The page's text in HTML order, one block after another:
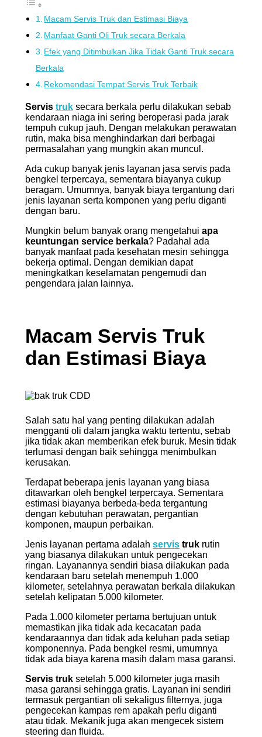
Macam Servis Truk dan Estimasi Biaya
Manfaat Ganti Oli Truk secara Berkala
Efek yang Ditimbulkan Jika Tidak Ganti Truk secara
Berkala
Rekomendasi Tempat Servis Truk Terbaik
Servis truk secara berkala perlu dilakukan sebab
kendaraan niaga ini sering beroperasi pada jarak
tempuh cukup jauh. Dengan melakukan perawatan
rutin, maka bisa menghindarkan dari berbagai
permasalahan yang mungkin akan muncul.
Ada cukup banyak jenis layanan jasa servis pada
bengkel terpercaya, sementara biayanya cukup
beragam. Umumnya, banyak biaya tergantung dari
jenis layanan serta komponen yang perlu diganti
dengan baru.
Mungkin belum banyak orang mengetahui apa
keuntungan service berkala? Padahal ada
banyak manfaat pada kesehatan mesin sehingga
bekerja optimal. Dengan demikian dapat
meningkatkan keselamatan pengemudi dan
pengendara jalan lainnya.
Macam Servis Truk
dan Estimasi Biaya
Salah satu hal yang penting dilakukan adalah
mengganti oli dalam jangka waktu tertentu, sebab
jika tidak akan memberikan efek buruk. Mesin tidak
terlumasi dengan baik sehingga menimbulkan
kerusakan.
Terdapat beberapa jenis layanan yang biasa
ditawarkan oleh bengkel terpercaya. Sementara
estimasi biayanya berbeda-beda tergantung
dengan kebutuhan perawatan, pergantian
komponen, maupun perbaikan.
Jenis layanan pertama adalah servis truk rutin
yang biasanya dilakukan untuk pengecekan
ringan. Layanannya sendiri biasa dilakukan pada
kendaraan baru setelah menempuh 1.000
kilometer, setelahnya perawatan berkala dilakukan
setelah kelipatan 5.000 kilometer.
Pada 1.000 kilometer pertama bertujuan untuk
memastikan jika tidak ada kecacatan pada
kendaraannya dan tidak ada keluhan pada setiap
komponennya. Pada bengkel resmi, umumnya
tidak ada biaya karena masih dalam masa garansi.
Servis truk setelah 5.000 kilometer juga masih
masa garansi sehingga gratis. Layanan ini sendiri
termasuk pergantian oli sekaligus filternya, juga
pengecekan kampas rem apakah perlu diganti
atau tidak. Mekanik juga akan mengecek sistem
steering dan fluida.